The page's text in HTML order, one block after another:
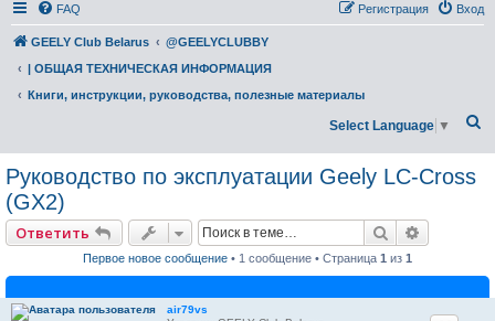
FAQ Вход
Регистрация
GEELY Club Belarus
@GEELYCLUBBY
| ОБЩАЯ ТЕХНИЧЕСКАЯ ИНФОРМАЦИЯ
Книги, инструкции, руководства, полезные материалы
Select Language ▼
Руководство по эксплуатации Geely LC-Cross
(GX2)
Ответить Поиск
Первое новое сообщение • 1 сообщение • Страница 1 из 1
air79vs